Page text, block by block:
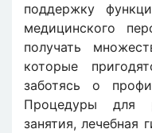
поддержку
медицинского
получать
которые
заботясь о
Процедуры для
занятия, лечебная